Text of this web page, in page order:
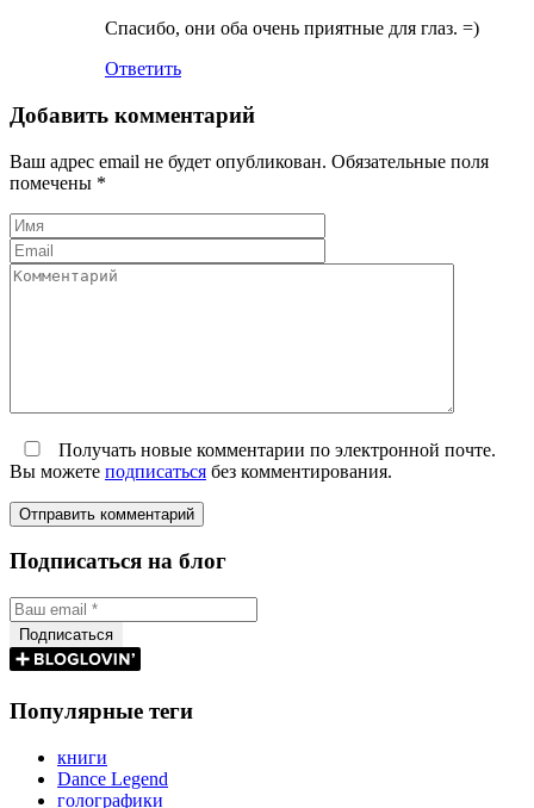
Спасибо, они оба очень приятные для глаз. =)
Ответить
Добавить комментарий
Ваш адрес email не будет опубликован. Обязательные поля
помечены *
Получать новые комментарии по электронной почте.
Вы можете подписаться без комментирования.
Подписаться на блог
Популярные теги
книги
Dance Legend
голографики